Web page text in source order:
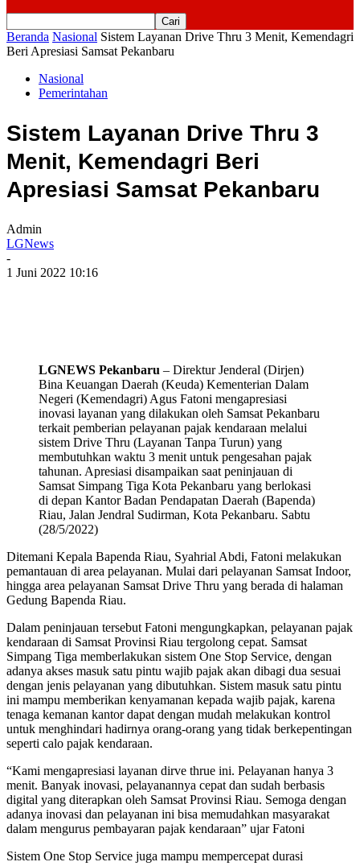
Beranda Nasional Sistem Layanan Drive Thru 3 Menit, Kemendagri
Beri Apresiasi Samsat Pekanbaru
Nasional
Pemerintahan
Sistem Layanan Drive Thru 3
Menit, Kemendagri Beri
Apresiasi Samsat Pekanbaru
Admin
LGNews
-
1 Juni 2022 10:16
LGNEWS Pekanbaru – Direktur Jenderal (Dirjen)
Bina Keuangan Daerah (Keuda) Kementerian Dalam
Negeri (Kemendagri) Agus Fatoni mengapresiasi
inovasi layanan yang dilakukan oleh Samsat Pekanbaru
terkait pemberian pelayanan pajak kendaraan melalui
sistem Drive Thru (Layanan Tanpa Turun) yang
membutuhkan waktu 3 menit untuk pengesahan pajak
tahunan. Apresiasi disampaikan saat peninjauan di
Samsat Simpang Tiga Kota Pekanbaru yang berlokasi
di depan Kantor Badan Pendapatan Daerah (Bapenda)
Riau, Jalan Jendral Sudirman, Kota Pekanbaru. Sabtu
(28/5/2022)
Ditemani Kepala Bapenda Riau, Syahrial Abdi, Fatoni melakukan
pemantauan di area pelayanan. Mulai dari pelayanan Samsat Indoor,
hingga area pelayanan Samsat Drive Thru yang berada di halaman
Gedung Bapenda Riau.
Dalam peninjauan tersebut Fatoni mengungkapkan, pelayanan pajak
kendaraan di Samsat Provinsi Riau tergolong cepat. Samsat
Simpang Tiga memberlakukan sistem One Stop Service, dengan
adanya akses masuk satu pintu wajib pajak akan dibagi dua sesuai
dengan jenis pelayanan yang dibutuhkan. Sistem masuk satu pintu
ini mampu memberikan kenyamanan kepada wajib pajak, karena
tenaga kemanan kantor dapat dengan mudah melakukan kontrol
untuk menghindari hadirnya orang-orang yang tidak berkepentingan
seperti calo pajak kendaraan.
“Kami mengapresiasi layanan dirve thrue ini. Pelayanan hanya 3
menit. Banyak inovasi, pelayanannya cepat dan sudah berbasis
digital yang diterapkan oleh Samsat Provinsi Riau. Semoga dengan
adanya inovasi dan pelayanan ini bisa memudahkan masyarakat
dalam mengurus pembayaran pajak kendaraan” ujar Fatoni
Sistem One Stop Service juga mampu mempercepat durasi